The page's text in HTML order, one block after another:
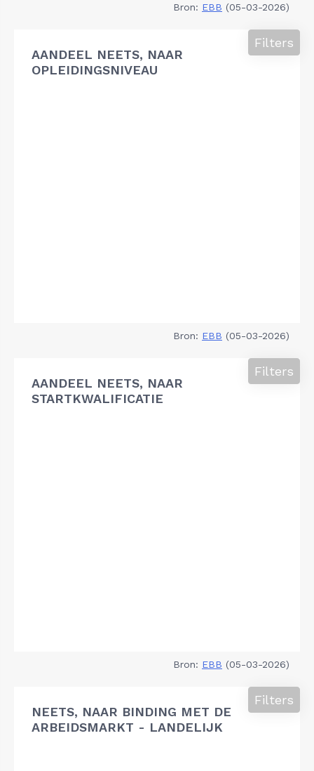
Bron: EBB (05-03-2026)
AANDEEL NEETS, NAAR
OPLEIDINGSNIVEAU
Filters
Bron: EBB (05-03-2026)
AANDEEL NEETS, NAAR
STARTKWALIFICATIE
Filters
Bron: EBB (05-03-2026)
NEETS, NAAR BINDING MET DE
ARBEIDSMARKT - LANDELIJK
Filters